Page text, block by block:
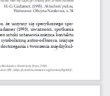
University Press, 2025.
(BY, https://creativecommons.org/licenses/by/4.0/).
H.-G. Gadamer, (1993).
Aktualność piękna,
Warszawa: Oficyna Naukowa, s. 34
że uczymy się specyficznego spo-
(1993), uważności, spotkania
sztuki ustanawia miejsca kontaktu
autor-odbiorca, inicjuje
i tworzenia międzykul-